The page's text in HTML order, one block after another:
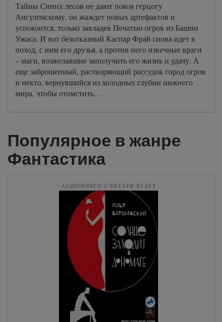
Тайны Синих лесов не дают покоя герцогу
Ангулемскому, он жаждет новых артефактов и
успокоится, только завладев Печатью огров из Башни
Ужаса. И вот безотказный Каспар Фрай снова идет в
поход, с ним его друзья, а против него извечные враги
– маги, возжелавшие заполучить его жизнь и удачу. А
еще заброшенный, растворяющий рассудок город огров
и некто, вернувшийся из холодных глубин нижнего
мира, чтобы отомстить…
Популярное в жанре
Фантастика